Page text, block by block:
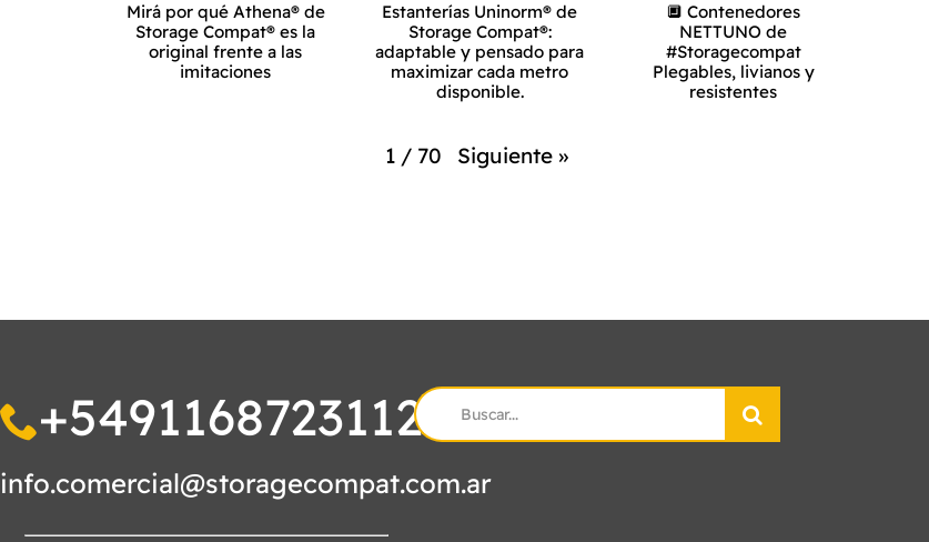
Mirá por qué Athena® de
Storage Compat® es la
original frente a las
imitaciones
Estanterías Uninorm® de
Storage Compat®:
adaptable y pensado para
maximizar cada metro
disponible.
🔲 Contenedores
NETTUNO de
#Storagecompat
Plegables, livianos y
resistentes
1 / 70 Siguiente »
+5491168723112
info.comercial@storagecompat.com.ar
Search
for: